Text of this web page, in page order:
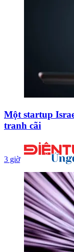
Một startup
tranh cãi
3 giờ